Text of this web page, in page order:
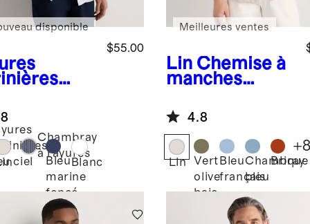
Chemise
100 %
$55.00
disponible
ciel
Chambray
à rayures
Bleu
marine
foncé
Blanc
Lin Chemise à
manches
décontractée
100 % lin
européen
Meilleures ventes
4.8
Lin
Vert
olive
baie
Bleu
français
Chambray
bleu
Brique
+